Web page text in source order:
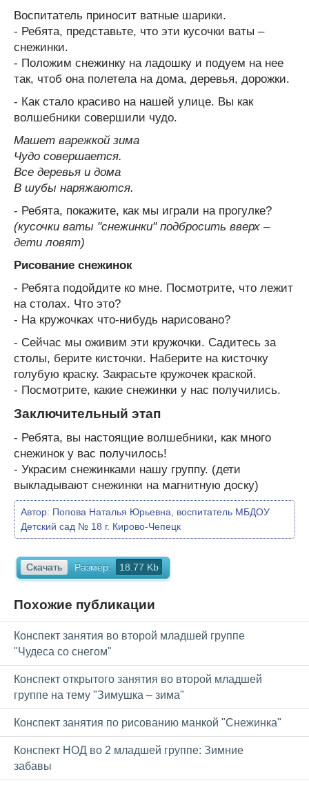
Воспитатель приносит ватные шарики.
- Ребята, представьте, что эти кусочки ваты –
снежинки.
- Положим снежинку на ладошку и подуем на нее
так, чтоб она полетела на дома, деревья, дорожки.
- Как стало красиво на нашей улице. Вы как
волшебники совершили чудо.
Машет варежкой зима
Чудо совершается.
Все деревья и дома
В шубы наряжаются.
- Ребята, покажите, как мы играли на прогулке?
(кусочки ваты "снежинки" подбросить вверх –
дети ловят)
Рисование снежинок
- Ребята подойдите ко мне. Посмотрите, что лежит
на столах. Что это?
- На кружочках что-нибудь нарисовано?
- Сейчас мы оживим эти кружочки. Садитесь за
столы, берите кисточки. Наберите на кисточку
голубую краску. Закрасьте кружочек краской.
- Посмотрите, какие снежинки у нас получились.
Заключительный этап
- Ребята, вы настоящие волшебники, как много
снежинок у вас получилось!
- Украсим снежинками нашу группу. (дети
выкладывают снежинки на магнитную доску)
Автор: Попова Наталья Юрьевна, воспитатель МБДОУ
Детский сад № 18 г. Кирово-Чепецк
Скачать Размер: 18.77 Kb
Похожие публикации
Конспект занятия во второй младшей группе
"Чудеса со снегом"
Конспект открытого занятия во второй младшей
группе на тему "Зимушка – зима"
Конспект занятия по рисованию манкой "Снежинка"
Конспект НОД во 2 младшей группе: Зимние
забавы